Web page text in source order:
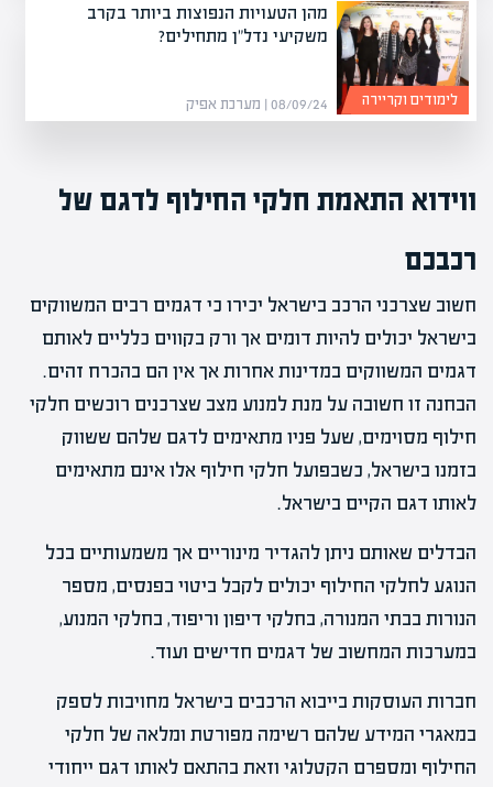
מהן הטעויות הנפוצות ביותר בקרב
משקיעי נדל"ן מתחילים?
08/09/24 | מערכת אפיק לימודים וקריירה
ווידוא התאמת חלקי החילוף לדגם של
רכבכם
חשוב שצרכני הרכב בישראל יכירו כי דגמים רבים המשווקים
בישראל יכולים להיות דומים אך ורק בקווים כלליים לאותם
דגמים המשווקים במדינות אחרות אך אין הם בהכרח זהים.
הבחנה זו חשובה על מנת למנוע מצב שצרכנים רוכשים חלקי
חילוף מסוימים, שעל פניו מתאימים לדגם שלהם ששווק
בזמנו בישראל, כשבפועל חלקי חילוף אלו אינם מתאימים
לאותו דגם הקיים בישראל.
הבדלים שאותם ניתן להגדיר מינוריים אך משמעותיים בכל
הנוגע לחלקי החילוף יכולים לקבל ביטוי בפנסים, מספר
הנורות בבתי המנורה, בחלקי דיפון וריפוד, בחלקי המנוע,
במערכות המחשוב של דגמים חדישים ועוד.
חברות העוסקות בייבוא הרכבים בישראל מחויבות לספק
במאגרי המידע שלהם רשימה מפורטת ומלאה של חלקי
החילוף ומספרם הקטלוגי וזאת בהתאם לאותו דגם ייחודי